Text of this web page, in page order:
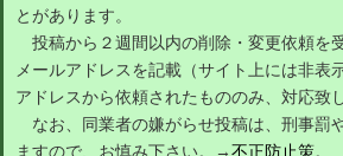
とがあります。
投稿から２週間以内の削除・変更依頼を
メールアドレスを記載（サイト上には非表
アドレスから依頼されたもののみ、対応致
なお、同業者の嫌がらせ投稿は、刑事罰
ますので、お慎み下さい。→不正防止策。